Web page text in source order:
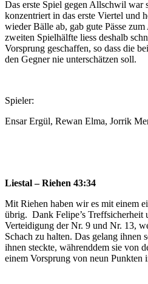
Das erste Spiel gegen Allschwil war
konzentriert in das erste Viertel und
wieder Bälle ab, gab gute Pässe
zweiten Spielhälfte liess deshalb
Vorsprung geschaffen, so dass die
den Gegner nie unterschätzen soll.
Spieler:
Ensar Ergül, Rewan Elma, Jorrik
Liestal – Riehen 43:34
Mit Riehen haben wir es mit einem
übrig. Dank Felipe’s Treffsicherheit
Verteidigung der Nr. 9 und Nr. 13,
Schach zu halten. Das gelang ihnen
ihnen steckte, währenddem sie von
einem Vorsprung von neun Punkten